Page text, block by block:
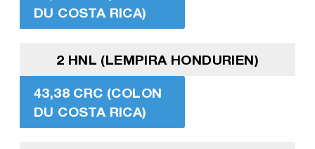
DU COSTA RICA)
2 HNL (LEMPIRA HONDURIEN)
43,38 CRC (COLON
DU COSTA RICA)